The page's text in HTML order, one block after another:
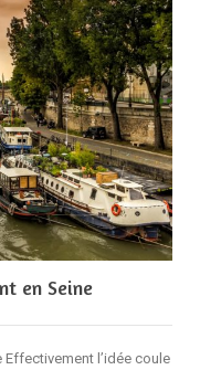
en Seine
l’idée coule